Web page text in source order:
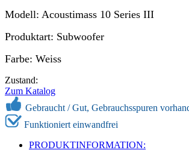
Modell: Acoustimass 10 Series III
Produktart: Subwoofer
Farbe: Weiss
Zustand:
Zum Katalog
Gebraucht /Gut, Gebrauchsspuren
Funktioniert einwandfrei
PRODUKTINFORMATION: